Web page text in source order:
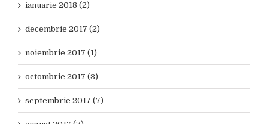
ianuarie 2018 (2)
decembrie 2017 (2)
noiembrie 2017 (1)
octombrie 2017 (3)
septembrie 2017 (7)